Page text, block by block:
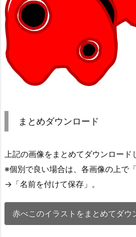
まとめダウンロード
上記の画像をまとめてダウンロード
※個別で良い場合は、各画像の上で
→「名前を付けて保存」。
赤べこのイラストをまとめてダウ